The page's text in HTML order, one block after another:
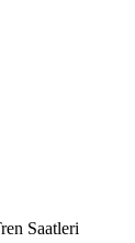
Saatleri